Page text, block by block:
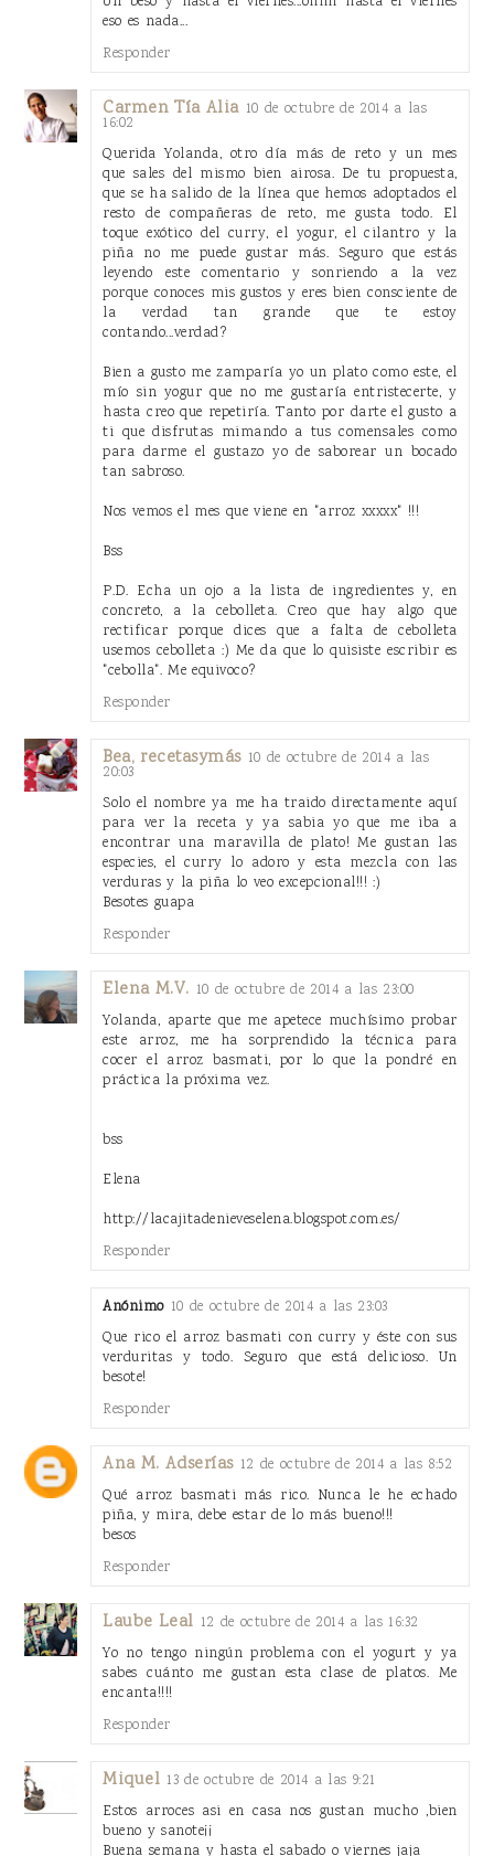
eso es nada...
Responder
Carmen Tía Alia 10 de octubre de 2014 a las
16:02
Querida Yolanda, otro día más de reto y un mes
que sales del mismo bien airosa. De tu propuesta,
que se ha salido de la línea que hemos adoptados el
resto de compañeras de reto, me gusta todo. El
toque exótico del curry, el yogur, el cilantro y la
piña no me puede gustar más. Seguro que estás
leyendo este comentario y sonriendo a la vez
porque conoces mis gustos y eres bien consciente de
la verdad tan grande que te estoy
contando...verdad?
Bien a gusto me zamparía yo un plato como este, el
mío sin yogur que no me gustaría entristecerte, y
hasta creo que repetiría. Tanto por darte el gusto a
ti que disfrutas mimando a tus comensales como
para darme el gustazo yo de saborear un bocado
tan sabroso.
Nos vemos el mes que viene en "arroz xxxxx" !!!
Bss
P.D. Echa un ojo a la lista de ingredientes y, en
concreto, a la cebolleta. Creo que hay algo que
rectificar porque dices que a falta de cebolleta
usemos cebolleta :) Me da que lo quisiste escribir es
"cebolla". Me equivoco?
Responder
Bea, recetasymás 10 de octubre de 2014 a las
20:03
Solo el nombre ya me ha traido directamente aquí
para ver la receta y ya sabia yo que me iba a
encontrar una maravilla de plato! Me gustan las
especies, el curry lo adoro y esta mezcla con las
verduras y la piña lo veo excepcional!!! :)
Besotes guapa
Responder
Elena M.V. 10 de octubre de 2014 a las 23:00
Yolanda, aparte que me apetece muchísimo probar
este arroz, me ha sorprendido la técnica para
cocer el arroz basmati, por lo que la pondré en
práctica la próxima vez.
bss
Elena
http://lacajitadenieveselena.blogspot.com.es/
Responder
Anónimo 10 de octubre de 2014 a las 23:03
Que rico el arroz basmati con curry y éste con sus
verduritas y todo. Seguro que está delicioso. Un
besote!
Responder
Ana M. Adserías 12 de octubre de 2014 a las 8:52
Qué arroz basmati más rico. Nunca le he echado
piña, y mira, debe estar de lo más bueno!!!
besos
Responder
Laube Leal 12 de octubre de 2014 a las 16:32
Yo no tengo ningún problema con el yogurt y ya
sabes cuánto me gustan esta clase de platos. Me
encanta!!!!
Responder
Miquel 13 de octubre de 2014 a las 9:21
Estos arroces asi en casa nos gustan mucho ,bien
bueno y sanote¡¡
Buena semana y hasta el sabado o viernes jaja